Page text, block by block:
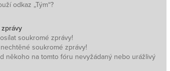
odkaz „Tým“?
soukromé zprávy!
soukromé zprávy!
někoho na tomto fóru nevyžádaný nebo urážlivý